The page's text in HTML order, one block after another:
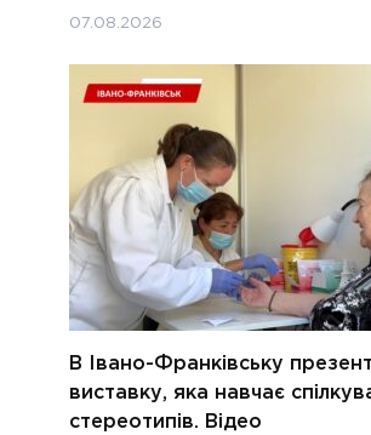
07.08.2026
В Івано-Франківську
виставку, яка навчає
стереотипів. Відео